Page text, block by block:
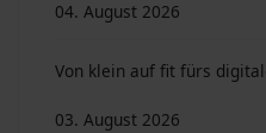
04. August 2026
Von klein auf fit fürs
03. August 2026